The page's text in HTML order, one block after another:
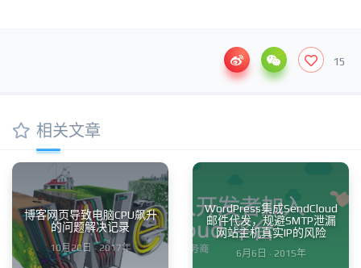
15
相关文章
博客网页导致电脑CPU飙升
的问题解决记录
10月20日 · 2017年
WordPress集成SendCloud
邮件代发，规避SMTP泄漏
网站主机真实IP的风险
6月6日 · 2015年